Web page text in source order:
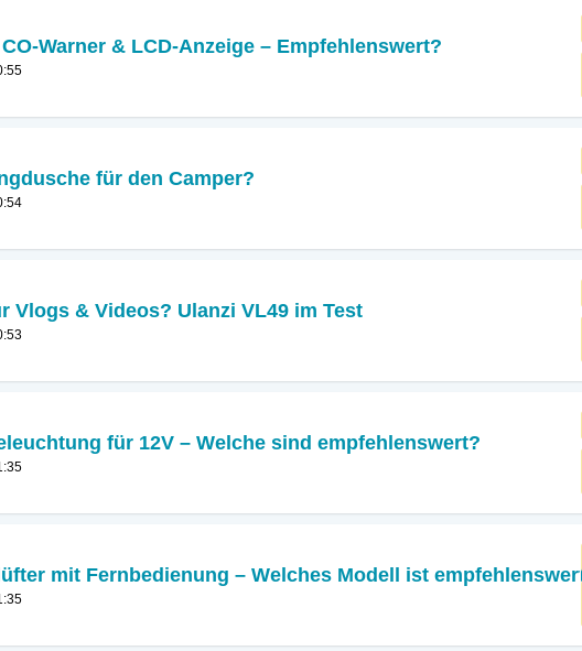
Warner & LCD-Anzeige – Empfehlenswert?
für den Camper?
Vlogs & Videos? Ulanzi VL49 im Test
für 12V – Welche sind empfehlenswert?
mit Fernbedienung – Welches Modell ist